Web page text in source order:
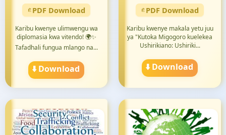
PDF Download
Karibu kwenye ulimwengu wa
diplomasia kwa vitendo! 🌍✨
Tafadhali fungua mlango na...
⬇️ Download
PDF Download
Karibu kwenye makala yetu juu
ya "Kutoka Migogoro kuelekea
Ushirikiano: Ushiriki...
⬇️ Download